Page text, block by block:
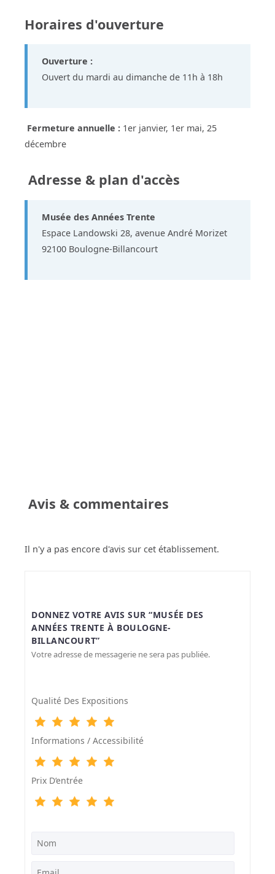
Horaires d'ouverture
Ouverture :
Ouvert du mardi au dimanche de 11h à 18h
Fermeture annuelle : 1er janvier, 1er mai, 25
décembre
Adresse & plan d'accès
Musée des Années Trente
Espace Landowski 28, avenue André Morizet
92100 Boulogne-Billancourt
Avis & commentaires
Il n'y a pas encore d'avis sur cet établissement.
DONNEZ VOTRE AVIS SUR “MUSÉE DES
ANNÉES TRENTE À BOULOGNE-
BILLANCOURT”
Votre adresse de messagerie ne sera pas publiée.
Qualité Des Expositions
Informations / Accessibilité
Prix D‘entrée